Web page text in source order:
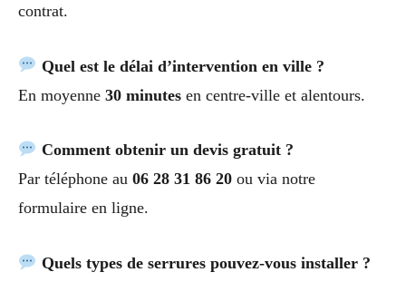
contrat.
Quel est le délai d’intervention en ville ?
En moyenne 30 minutes en centre-ville et alentours.
Comment obtenir un devis gratuit ?
Par téléphone au 06 28 31 86 20 ou via notre
formulaire en ligne.
Quels types de serrures pouvez-vous installer ?